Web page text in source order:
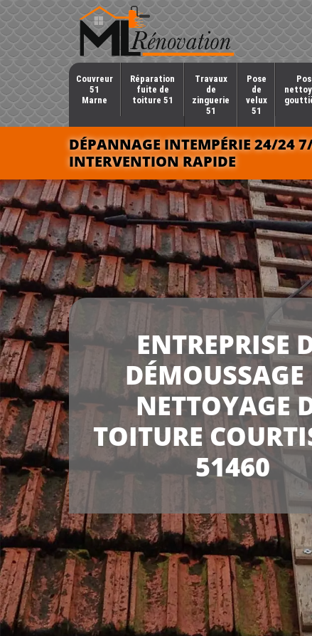
Couvreur
51
Marne
Réparation
fuite de
toiture 51
Travaux
de
zinguerie
51
Pose
de
velux
51
DÉPANNAGE INTEMPÉRIE 24/24
INTERVENTION RAPIDE
ENTREPRISE
DÉMOUSSAGE
NETTOYAGE
TOITURE
51460